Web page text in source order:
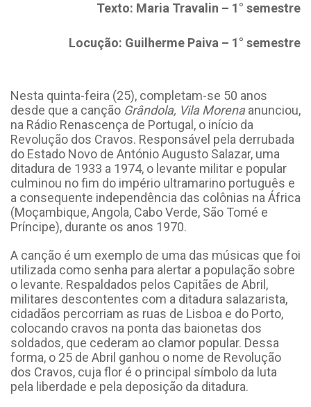
Texto: Maria Travalin – 1° semestre
Locução: Guilherme Paiva – 1° semestre
Nesta quinta-feira (25), completam-se 50 anos
desde que a canção Grândola, Vila Morenaanunciou,
na Rádio Renascença de Portugal, o início da
Revolução dos Cravos. Responsável pela derrubada
do Estado Novo de António Augusto Salazar, uma
ditadura de 1933 a 1974, o levante militar e popular
culminou no fim do império ultramarino português e
a consequente independência das colônias na África
(Moçambique, Angola, Cabo Verde, São Tomé e
Príncipe), durante os anos 1970.
A canção é um exemplo de uma das músicas que foi
utilizada como senha para alertar a população sobre
o levante. Respaldados pelos Capitães de Abril,
militares descontentes com a ditadura salazarista,
cidadãos percorriam as ruas de Lisboa e do Porto,
colocando cravos na ponta das baionetas dos
soldados, que cederam ao clamor popular. Dessa
forma, o 25 de Abril ganhou o nome de Revolução
dos Cravos, cuja flor é o principal símbolo da luta
pela liberdade e pela deposição da ditadura.